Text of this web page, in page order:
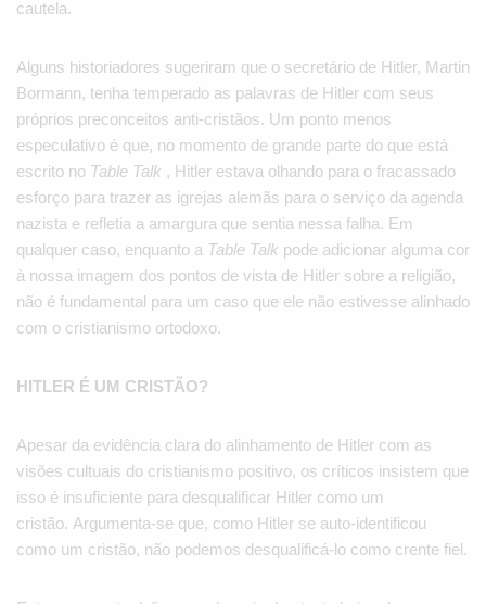
cautela.
Alguns historiadores sugeriram que o secretário de Hitler, Martin
Bormann, tenha temperado as palavras de Hitler com seus
próprios preconceitos anti-cristãos. Um ponto menos
especulativo é que, no momento de grande parte do que está
escrito no Table Talk , Hitler estava olhando para o fracassado
esforço para trazer as igrejas alemãs para o serviço da agenda
nazista e refletia a amargura que sentia nessa falha. Em
qualquer caso, enquanto a Table Talk pode adicionar alguma cor
à nossa imagem dos pontos de vista de Hitler sobre a religião,
não é fundamental para um caso que ele não estivesse alinhado
com o cristianismo ortodoxo.
HITLER É UM CRISTÃO?
Apesar da evidência clara do alinhamento de Hitler com as
visões cultuais do cristianismo positivo, os críticos insistem que
isso é insuficiente para desqualificar Hitler como um
cristão. Argumenta-se que, como Hitler se auto-identificou
como um cristão, não podemos desqualificá-lo como crente fiel.